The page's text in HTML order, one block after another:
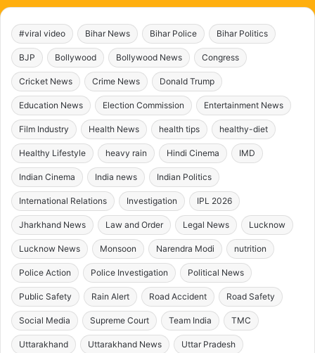
#viral video Bihar News Bihar Police Bihar Politics
BJP Bollywood Bollywood News Congress
Cricket News Crime News Donald Trump
Education News Election Commission Entertainment News
Film Industry Health News health tips healthy-diet
Healthy Lifestyle heavy rain Hindi Cinema IMD
Indian Cinema India news Indian Politics
International Relations Investigation IPL 2026
Jharkhand News Law and Order Legal News Lucknow
Lucknow News Monsoon Narendra Modi nutrition
Police Action Police Investigation Political News
Public Safety Rain Alert Road Accident Road Safety
Social Media Supreme Court Team India TMC
Uttarakhand Uttarakhand News Uttar Pradesh